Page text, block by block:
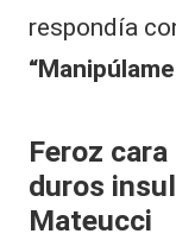
respondía
Feroz
duros
Mateucci